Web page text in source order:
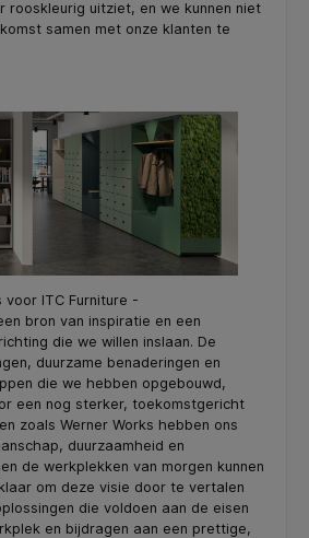
rooskleurig uitziet, en we kunnen niet
samen met onze klanten te
voor ITC Furniture -
bron van inspiratie en een
die we willen inslaan. De
duurzame benaderingen en
die we hebben opgebouwd,
een nog sterker, toekomstgericht
zoals Werner Works hebben ons
duurzaamheid en
de werkplekken van morgen kunnen
om deze visie door te vertalen
die voldoen aan de eisen
en bijdragen aan een prettige,